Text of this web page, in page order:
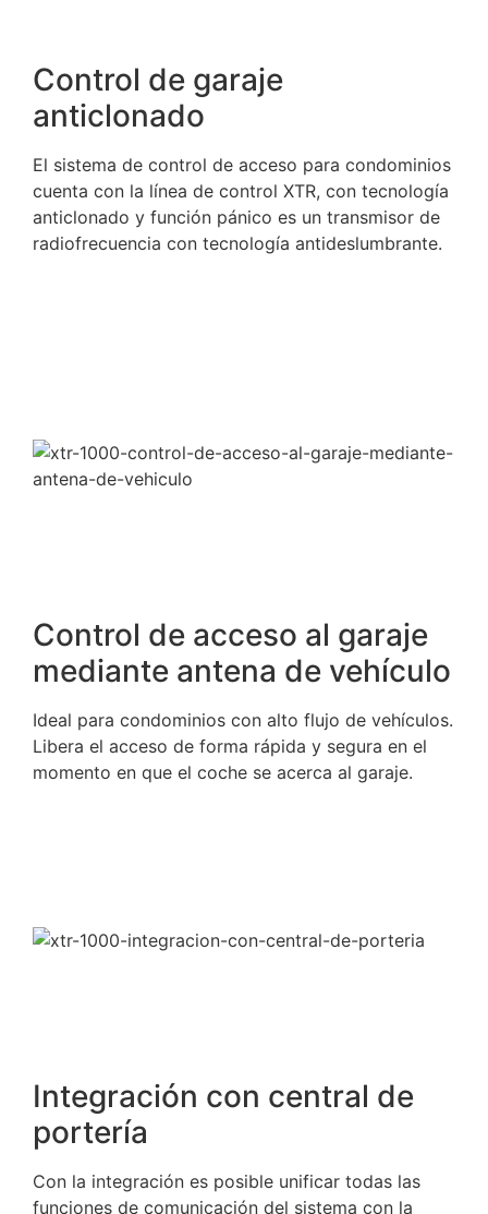
Control de garaje
anticlonado
El sistema de control de acceso para condominios
cuenta con la línea de control XTR, con tecnología
anticlonado y función pánico es un transmisor de
radiofrecuencia con tecnología antideslumbrante.
Control de acceso al garaje
mediante antena de vehículo
Ideal para condominios con alto flujo de vehículos.
Libera el acceso de forma rápida y segura en el
momento en que el coche se acerca al garaje.
Integración con central de
portería
Con la integración es posible unificar todas las
funciones de comunicación del sistema con la